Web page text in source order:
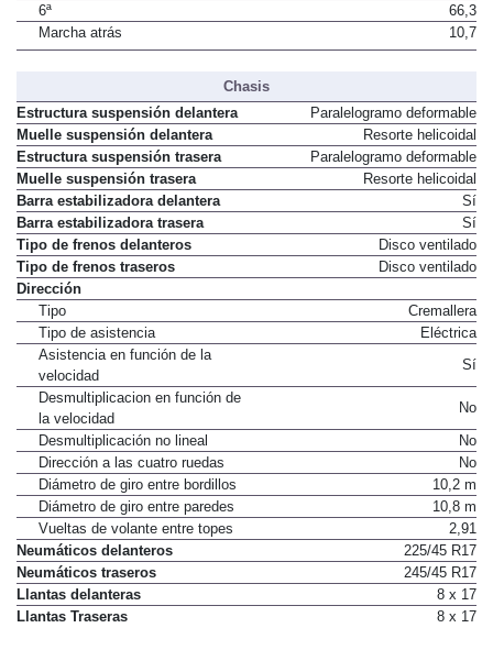
6ª
66,3
Marcha atrás
10,7
Chasis
Estructura suspensión delantera
Paralelogramo deformable
Muelle suspensión delantera
Resorte helicoidal
Estructura suspensión trasera
Paralelogramo deformable
Muelle suspensión trasera
Resorte helicoidal
Barra estabilizadora delantera
Sí
Barra estabilizadora trasera
Sí
Tipo de frenos delanteros
Disco ventilado
Tipo de frenos traseros
Disco ventilado
Dirección
Tipo
Cremallera
Tipo de asistencia
Eléctrica
Asistencia en función de la
velocidad
Sí
Desmultiplicacion en función de
la velocidad
No
Desmultiplicación no lineal
No
Dirección a las cuatro ruedas
No
Diámetro de giro entre bordillos
10,2 m
Diámetro de giro entre paredes
10,8 m
Vueltas de volante entre topes
2,91
Neumáticos delanteros
225/45 R17
Neumáticos traseros
245/45 R17
Llantas delanteras
8 x 17
Llantas Traseras
8 x 17